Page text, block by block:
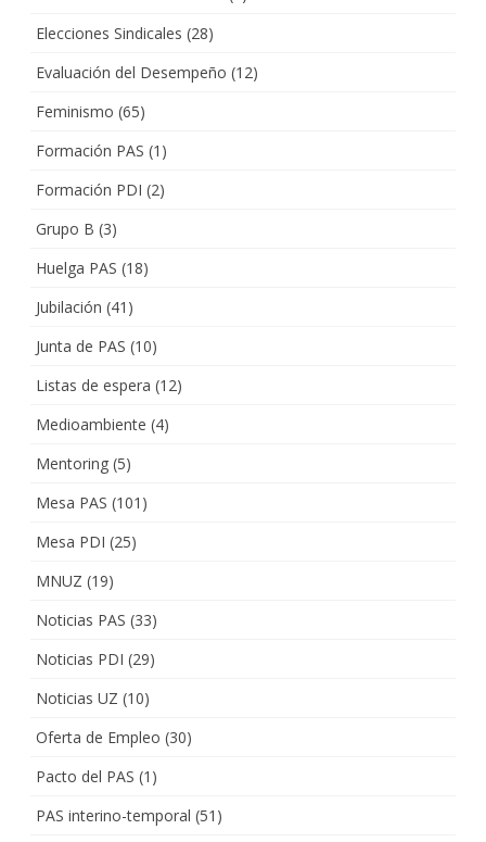
Elecciones Sindicales (28)
Evaluación del Desempeño (12)
Feminismo (65)
Formación PAS (1)
Formación PDI (2)
Grupo B (3)
Huelga PAS (18)
Jubilación (41)
Junta de PAS (10)
Listas de espera (12)
Medioambiente (4)
Mentoring (5)
Mesa PAS (101)
Mesa PDI (25)
MNUZ (19)
Noticias PAS (33)
Noticias PDI (29)
Noticias UZ (10)
Oferta de Empleo (30)
Pacto del PAS (1)
PAS interino-temporal (51)